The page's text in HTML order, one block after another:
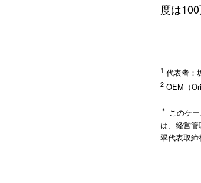
度は
1 代表者：
2 OEM（
＊ このケ
は、経営
翠代表取締